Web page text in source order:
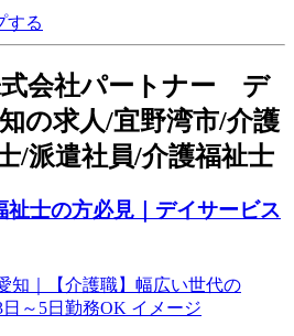
する
会社パートナー デ
の求人/宜野湾市/介護
/派遣社員/介護福祉士
祉士の方必見｜デイサービス